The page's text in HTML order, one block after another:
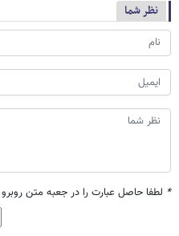
نظر شما
* لطفا حاصل عبارت را در جعبه متن روبرو